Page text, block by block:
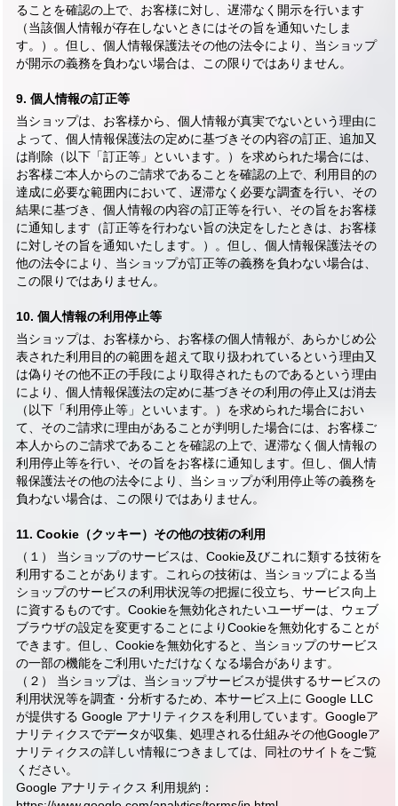
ることを確認の上で、お客様に対し、遅滞なく開示を行います
（当該個人情報が存在しないときにはその旨を通知いたしま
す。）。但し、個人情報保護法その他の法令により、当ショップ
が開示の義務を負わない場合は、この限りではありません。
9. 個人情報の訂正等
当ショップは、お客様から、個人情報が真実でないという理由に
よって、個人情報保護法の定めに基づきその内容の訂正、追加又
は削除（以下「訂正等」といいます。）を求められた場合には、
お客様ご本人からのご請求であることを確認の上で、利用目的の
達成に必要な範囲内において、遅滞なく必要な調査を行い、その
結果に基づき、個人情報の内容の訂正等を行い、その旨をお客様
に通知します（訂正等を行わない旨の決定をしたときは、お客様
に対しその旨を通知いたします。）。但し、個人情報保護法その
他の法令により、当ショップが訂正等の義務を負わない場合は、
この限りではありません。
10. 個人情報の利用停止等
当ショップは、お客様から、お客様の個人情報が、あらかじめ公
表された利用目的の範囲を超えて取り扱われているという理由又
は偽りその他不正の手段により取得されたものであるという理由
により、個人情報保護法の定めに基づきその利用の停止又は消去
（以下「利用停止等」といいます。）を求められた場合におい
て、そのご請求に理由があることが判明した場合には、お客様ご
本人からのご請求であることを確認の上で、遅滞なく個人情報の
利用停止等を行い、その旨をお客様に通知します。但し、個人情
報保護法その他の法令により、当ショップが利用停止等の義務を
負わない場合は、この限りではありません。
11. Cookie（クッキー）その他の技術の利用
（１） 当ショップのサービスは、Cookie及びこれに類する技術を
利用することがあります。これらの技術は、当ショップによる当
ショップのサービスの利用状況等の把握に役立ち、サービス向上
に資するものです。Cookieを無効化されたいユーザーは、ウェブ
ブラウザの設定を変更することによりCookieを無効化することが
できます。但し、Cookieを無効化すると、当ショップのサービス
の一部の機能をご利用いただけなくなる場合があります。
（２） 当ショップは、当ショップサービスが提供するサービスの
利用状況等を調査・分析するため、本サービス上に Google LLC
が提供する Google アナリティクスを利用しています。Googleア
ナリティクスでデータが収集、処理される仕組みその他Googleア
ナリティクスの詳しい情報につきましては、同社のサイトをご覧
ください。
Google アナリティクス 利用規約：